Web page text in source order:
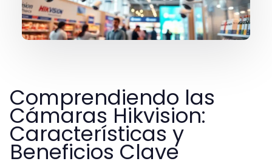
Comprendiendo las
Cámaras Hikvision:
Características y
Beneficios Clave